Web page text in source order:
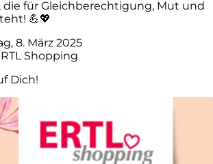
für Gleichberechtigung, Mut und
💪💖
8. März 2025
Shopping
Dich!